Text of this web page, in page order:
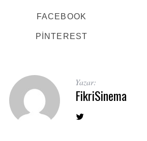
FACEBOOK
PINTEREST
Yazar:
FikriSinema